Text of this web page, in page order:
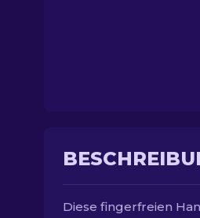
Diese fingerfreien